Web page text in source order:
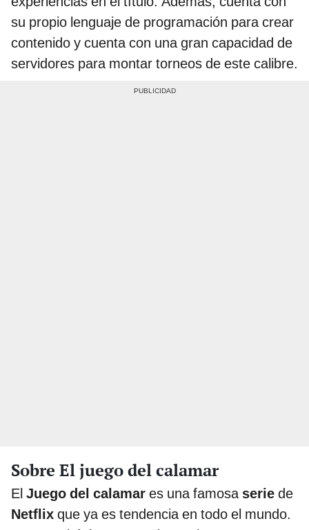
su propio lenguaje de programación para crear
contenido y cuenta con una gran capacidad de
servidores para montar torneos de este calibre.
Sobre El juego del calamar
El Juego del calamar es una famosa serie de
Netflix que ya es tendencia en todo el mundo.